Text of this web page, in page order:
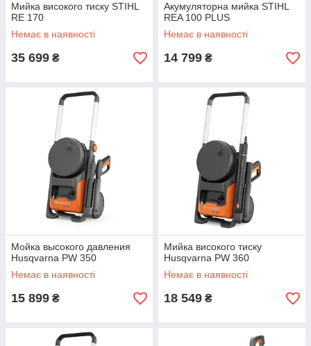
Мийка високого тиску STIHL
RE 170
Немає в наявності
35 699 ₴
Акумуляторна мийка STIHL
REA 100 PLUS
Немає в наявності
14 799 ₴
Мойка высокого давления
Husqvarna PW 350
Немає в наявності
15 899 ₴
Мийка високого тиску
Husqvarna PW 360
Немає в наявності
18 549 ₴